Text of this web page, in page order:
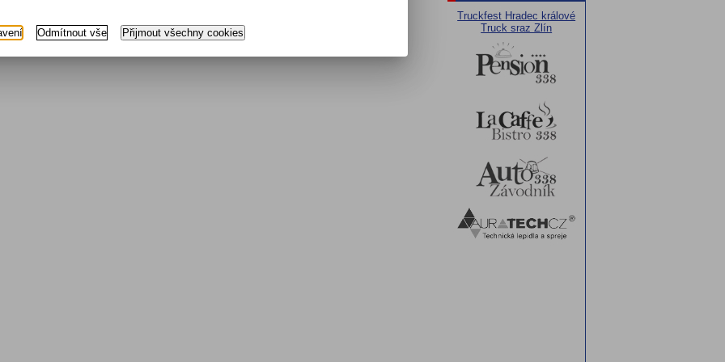
Truckfest Hradec králové
Truck sraz Zlín
Odmítnout vše Přijmout všechny cookies